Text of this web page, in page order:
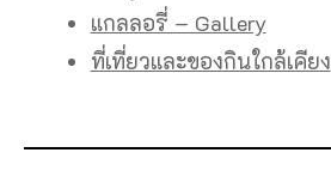
แกลลอรี่ – Gallery
ที่เที่ยวและของกินใกล้เคียง